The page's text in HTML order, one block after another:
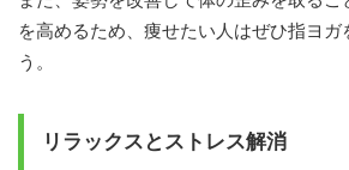
を高めるため、痩せたい人はぜひ指ヨガ
う。
リラックスとストレス解消